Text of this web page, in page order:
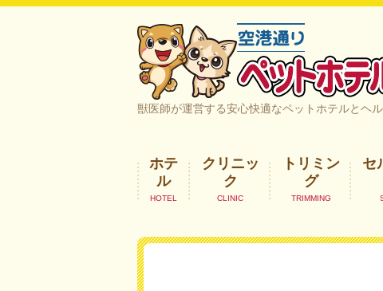
空港通りペットホテル＆ヘルスケア｜山口
獣医師が運営する安心快適なペットホテルとヘ
ホテ
ル
クリニッ
ク
トリミン
グ
セ